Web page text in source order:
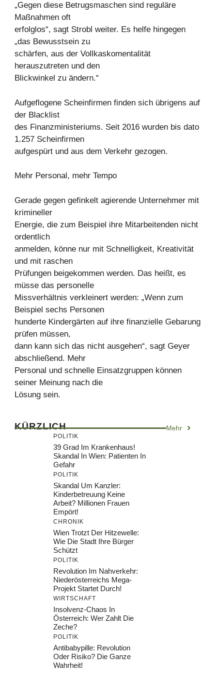
„Gegen diese Betrugsmaschen sind reguläre
Maßnahmen oft
erfolglos“, sagt Strobl weiter. Es helfe hingegen
„das Bewusstsein zu
schärfen, aus der Vollkaskomentalität
herauszutreten und den
Blickwinkel zu ändern.“
Aufgeflogene Scheinfirmen finden sich übrigens auf
der Blacklist
des Finanzministeriums. Seit 2016 wurden bis dato
1.257 Scheinfirmen
aufgespürt und aus dem Verkehr gezogen.
Mehr Personal, mehr Tempo
Gerade gegen gefinkelt agierende Unternehmer mit
krimineller
Energie, die zum Beispiel ihre Mitarbeitenden nicht
ordentlich
anmelden, könne nur mit Schnelligkeit, Kreativität
und mit raschen
Prüfungen beigekommen werden. Das heißt, es
müsse das personelle
Missverhältnis verkleinert werden: „Wenn zum
Beispiel sechs Personen
hunderte Kindergärten auf ihre finanzielle Gebarung
prüfen müssen,
dann kann sich das nicht ausgehen“, sagt Geyer
abschließend. Mehr
Personal und schnelle Einsatzgruppen können
seiner Meinung nach die
Lösung sein.
KÜRZLICH Mehr
POLITIK
39 Grad Im Krankenhaus!
Skandal In Wien: Patienten In
Gefahr
POLITIK
Skandal Um Kanzler:
Kinderbetreuung Keine
Arbeit? Millionen Frauen
Empört!
CHRONIK
Wien Trotzt Der Hitzewelle:
Wie Die Stadt Ihre Bürger
Schützt
POLITIK
Revolution Im Nahverkehr:
Niederösterreichs Mega-
Projekt Startet Durch!
WIRTSCHAFT
Insolvenz-Chaos In
Österreich: Wer Zahlt Die
Zeche?
POLITIK
Antibabypille: Revolution
Oder Risiko? Die Ganze
Wahrheit!